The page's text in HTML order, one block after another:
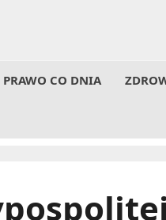
PRAWO CO DNIA